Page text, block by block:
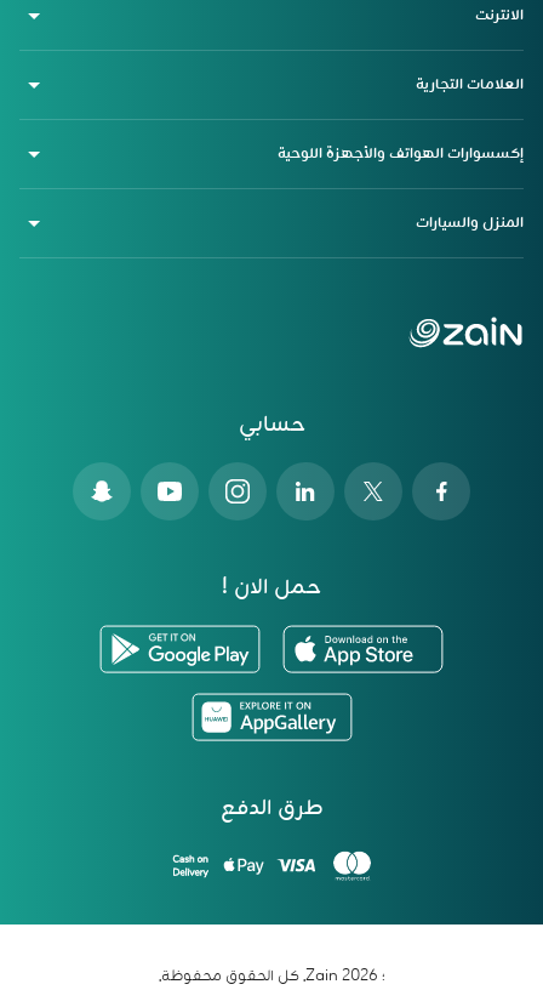
حسابي
حمل الان !
طرق الدفع
الانترنت
العلامات التجارية
إكسسوارات الهواتف والأجهزة اللوحية
المنزل والسيارات
؛ 2026 Zain. كل الحقوق محفوظة.